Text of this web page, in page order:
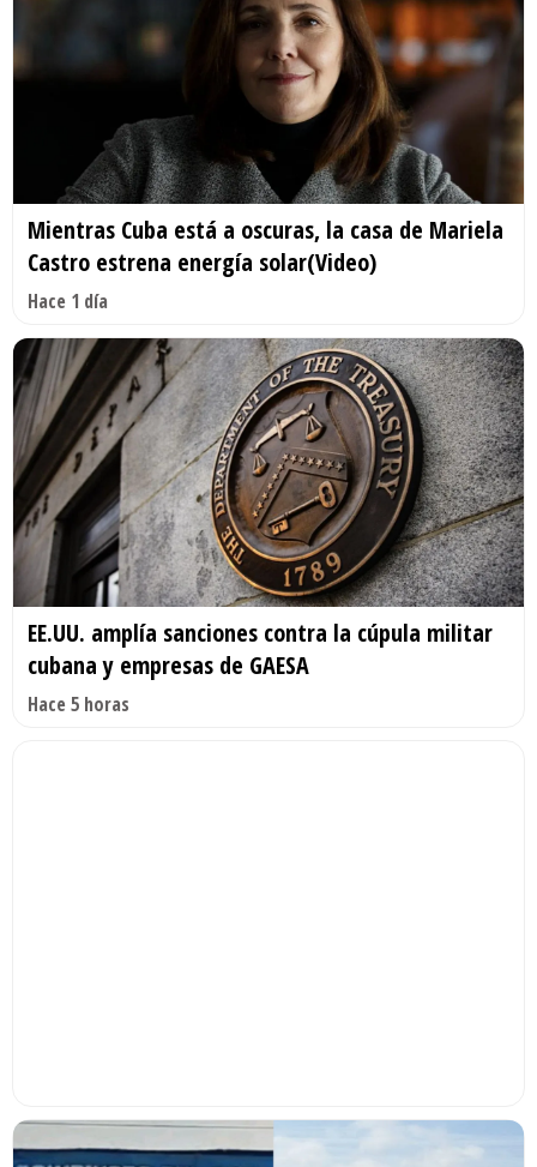
Mientras Cuba está a oscuras, la casa de Mariela
Castro estrena energía solar(Video)
Hace 1 día
EE.UU. amplía sanciones contra la cúpula militar
cubana y empresas de GAESA
Hace 5 horas